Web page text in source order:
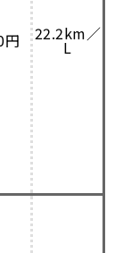
22.2km／
L